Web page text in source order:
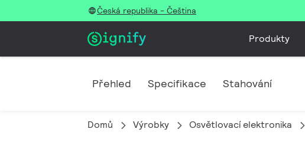
Česká republika - Čeština
Produkty
Přehled Specifikace Stahování
Domů Výrobky Osvětlovací elektronika